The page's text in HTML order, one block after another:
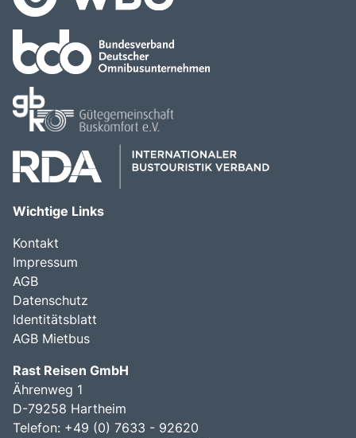
Wichtige Links
Kontakt
Impressum
AGB
Datenschutz
Identitätsblatt
AGB Mietbus
Rast Reisen GmbH
Ährenweg 1
D-79258 Hartheim
Telefon: +49 (0) 7633 - 92620